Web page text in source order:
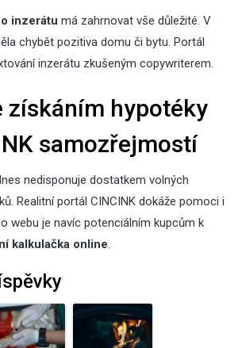
inzerátu má zahrnovat vše důležité. V
chybět pozitiva domu či bytu. Portál
inzerátu zkušeným copywriterem.
získáním hypotéky
samozřejmostí
nedisponuje dostatkem volných
Realitní portál CINCINK dokáže pomoci i
webu je navíc potenciálním kupcům k
kalkulačka online